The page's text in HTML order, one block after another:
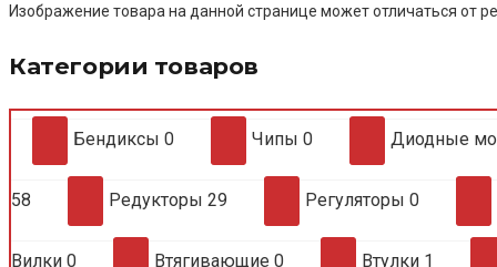
Изображение товара на данной странице может отличаться от
Категории товаров
Бендиксы 0 Чипы 0 Диодные
58 Редукторы 29 Регуляторы 0
Вилки 0 Втягивающие 0 Втулки 1